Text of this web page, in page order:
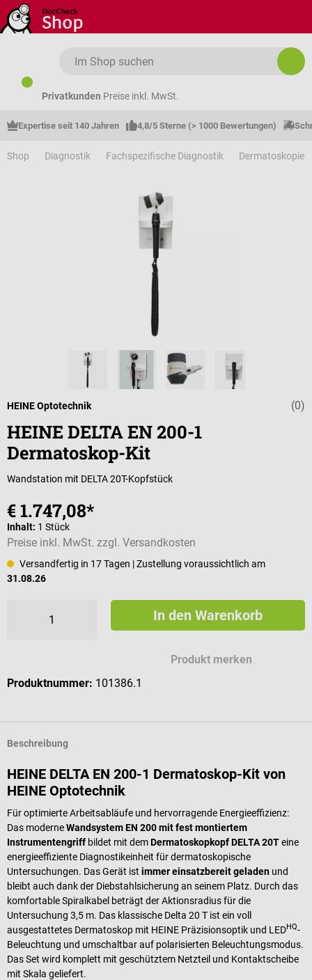
Zum Hauptinhalt springen
Privatkunden Preise inkl. MwSt.
Expertise seit 140 Jahren 4,8/5 Sterne (> 1000 Bewertungen)
Shop Diagnostik Fachspezifische Diagnostik Dermatoskopie
(0)
HEINE Optotechnik
HEINE DELTA EN 200-1
Dermatoskop-Kit
Wandstation mit DELTA 20T-Kopfstück
€ 1.747,08*
Inhalt: 1 Stück
Preise inkl. MwSt. zzgl. Versandkosten
Versandfertig in 17 Tagen | Zustellung voraussichtlich am
31.08.26
In den Warenkorb
Produkt merken
Produktnummer: 101386.1
Beschreibung
HEINE DELTA EN 200-1 Dermatoskop-Kit von
HEINE Optotechnik
Für optimierte Arbeitsabläufe und hervorragende Energieeffizienz:
Das moderneWandsystem EN 200 mit fest montiertem
Instrumentengriff bildet mit demDermatoskopkopf DELTA 20Teine
energieeffiziente Diagnostikeinheit für dermatoskopische
Untersuchungen. Das Gerät ist immer einsatzbereit geladen und
bleibt auch dank der Diebstahlsicherung an seinem Platz. Durch das
komfortable Spiralkabel beträgt der Aktionsradius für die
Untersuchung 3,5 m. Das klassische Delta 20 T ist ein voll
ausgestattetes Dermatoskop mit HEINE Präzisionsoptik und LEDHQ-
Beleuchtung und umschaltbar auf polarisierten Beleuchtungsmodus.
Das Set wird komplett mit geschütztem Netzteil und Kontaktscheibe
mit Skala geliefert.